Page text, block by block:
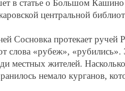
в статье о Большом
центральной
Сосновка протекает ручей
слова «рубеж», «рубились».
местных жителей.
немало курганов,